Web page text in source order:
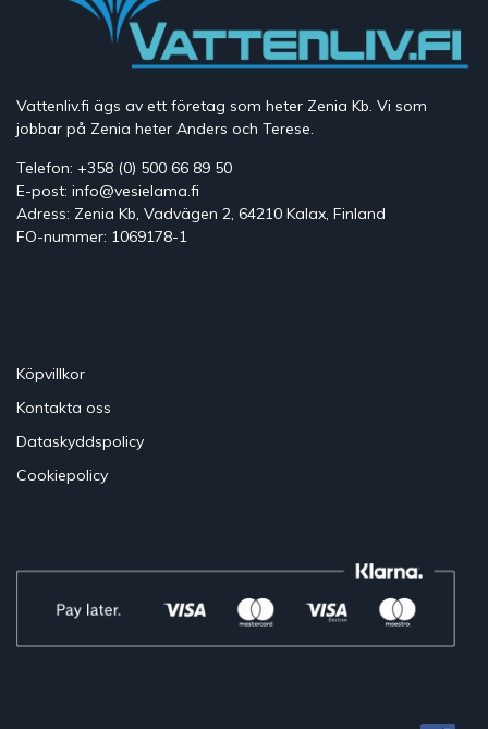
Vattenliv.fi ägs av ett företag som heter Zenia Kb. Vi som
jobbar på Zenia heter Anders och Terese.
Telefon: +358 (0) 500 66 89 50
E-post: info@vesielama.fi
Adress: Zenia Kb, Vadvägen 2, 64210 Kalax, Finland
FO-nummer: 1069178-1
Köpvillkor
Kontakta oss
Dataskyddspolicy
Cookiepolicy